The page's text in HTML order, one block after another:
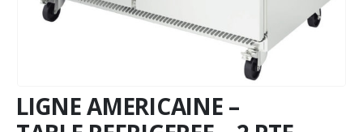
LIGNE AMERICAINE –